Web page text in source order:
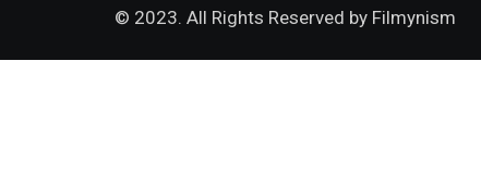
© 2023. All Rights Reserved byFilmynism